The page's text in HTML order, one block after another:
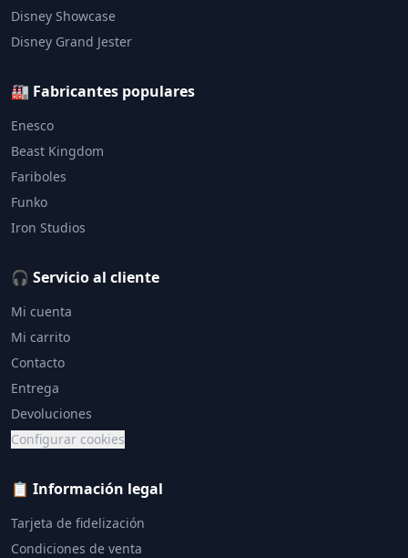
Disney Showcase
Disney Grand Jester
🏭 Fabricantes populares
Enesco
Beast Kingdom
Fariboles
Funko
Iron Studios
🎧 Servicio al cliente
Mi cuenta
Mi carrito
Contacto
Entrega
Devoluciones
Configurar cookies
📋 Información legal
Tarjeta de fidelización
Condiciones de venta